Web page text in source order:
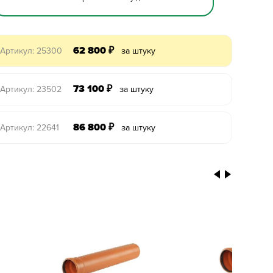
Артикул: 25300 62 800 ₽ за штуку
Артикул: 23502 73 100 ₽ за штуку
Артикул: 22641 86 800 ₽ за штуку